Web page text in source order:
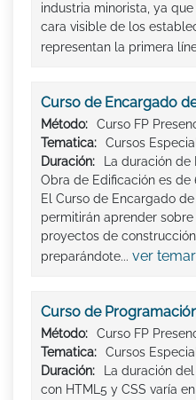
industria minorista, ya
cara visible de los
representan la primera
Curso de Encargado
Método:
Curso FP
Tematica:
Cursos
Duración:
La duración de
Obra de Edificación es de
El Curso de Encargado
permitirán aprender
proyectos de
preparándote... ver
Curso de
Método:
Curso FP
Tematica:
Cursos
Duración:
La duración
con HTML5 y CSS varía